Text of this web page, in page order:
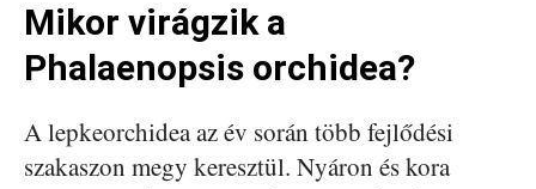
Mikor virágzik a
Phalaenopsis orchidea?
A lepkeorchidea az év során több fejlődési
szakaszon megy keresztül. Nyáron és kora